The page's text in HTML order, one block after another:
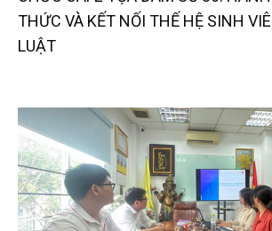
THỨC VÀ KẾT NỐI THẾ HỆ SINH
LUẬT